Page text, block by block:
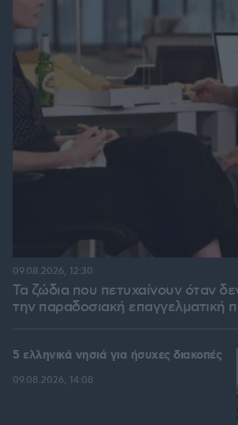
Τα ζώδια που πετυχαίνουν όταν
την παραδοσιακή επαγγελματική
09.08.2026, 12:30
5 ελληνικά νησιά για ήσυχες διακοπές
09.08.2026, 14:08